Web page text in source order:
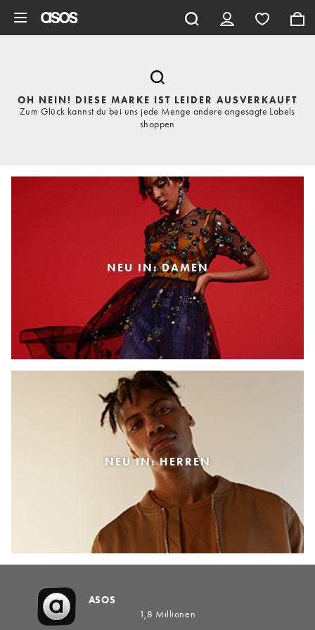
OH NEIN! DIESE MARKE IST LEIDER AUSVERKAUFT
Zum Glück kannst du bei uns jede Menge andere angesagte Labels
shoppen
NEU IN: DAMEN
NEU IN: HERREN
ASOS
1,8 Millionen